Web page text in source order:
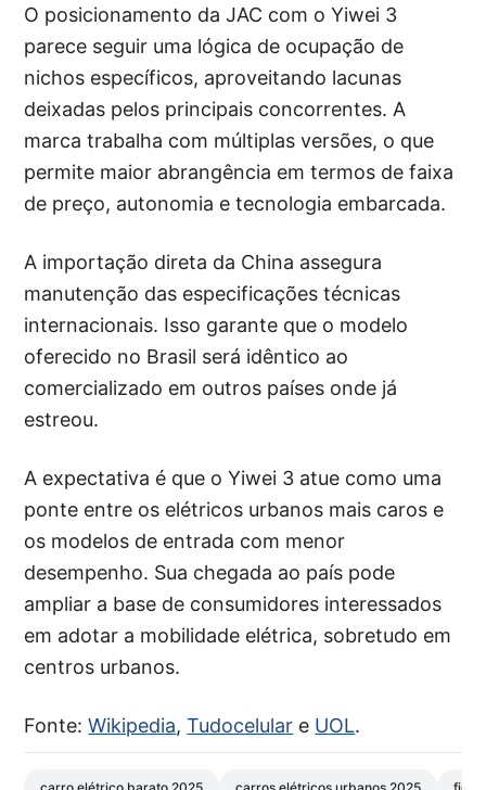
O posicionamento da JAC com o Yiwei 3
parece seguir uma lógica de ocupação de
nichos específicos, aproveitando lacunas
deixadas pelos principais concorrentes. A
marca trabalha com múltiplas versões, o que
permite maior abrangência em termos de faixa
de preço, autonomia e tecnologia embarcada.
A importação direta da China assegura
manutenção das especificações técnicas
internacionais. Isso garante que o modelo
oferecido no Brasil será idêntico ao
comercializado em outros países onde já
estreou.
A expectativa é que o Yiwei 3 atue como uma
ponte entre os elétricos urbanos mais caros e
os modelos de entrada com menor
desempenho. Sua chegada ao país pode
ampliar a base de consumidores interessados
em adotar a mobilidade elétrica, sobretudo em
centros urbanos.
Fonte:Wikipedia,Tudocelular e UOL.